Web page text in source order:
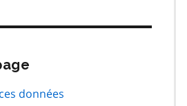
navigation
données